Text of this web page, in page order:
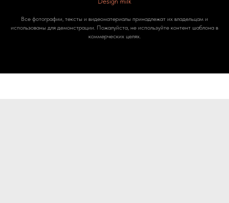
Все фотографии, тексты и видеоматериалы принадлежат их владельцам и
использованы для демонстрации. Пожалуйста, не используйте контент шаблона в
коммерческих целях.